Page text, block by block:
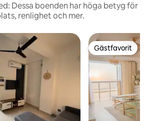
Dessa boenden har höga betyg för
renlighet och mer.
Gästfavorit
Gästfavorit